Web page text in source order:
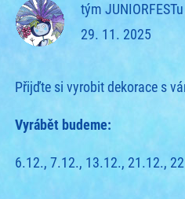
tým JUNIORFESTu
29. 11. 2025
Přijďte si vyrobit dekorace s
Vyrábět budeme:
6.12., 7.12., 13.12., 21.12.,